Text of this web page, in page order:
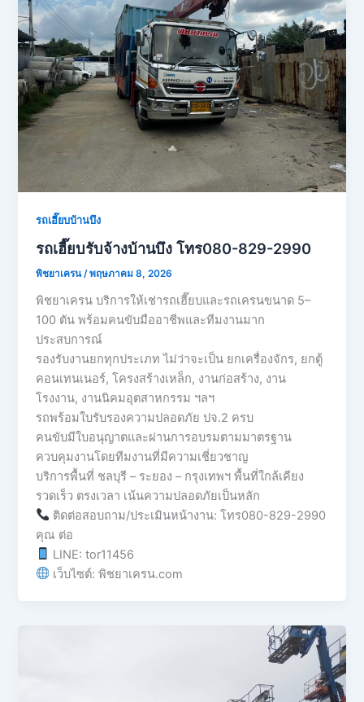
รถเฮี๊ยบบ้านบึง
รถเฮี๊ยบรับจ้างบ้านบึง โทร080-829-2990
พิชยาเครน /พฤษภาคม 8, 2026
พิชยาเครน บริการให้เช่ารถเฮี๊ยบและรถเครนขนาด 5–
100 ตัน พร้อมคนขับมืออาชีพและทีมงานมาก
ประสบการณ์
รองรับงานยกทุกประเภท ไม่ว่าจะเป็น ยกเครื่องจักร, ยกตู้
คอนเทนเนอร์, โครงสร้างเหล็ก, งานก่อสร้าง, งาน
โรงงาน, งานนิคมอุตสาหกรรม ฯลฯ
รถพร้อมใบรับรองความปลอดภัย ปจ.2 ครบ
คนขับมีใบอนุญาตและผ่านการอบรมตามมาตรฐาน
ควบคุมงานโดยทีมงานที่มีความเชี่ยวชาญ
บริการพื้นที่ ชลบุรี – ระยอง – กรุงเทพฯ พื้นที่ใกล้เคียง
รวดเร็ว ตรงเวลา เน้นความปลอดภัยเป็นหลัก
ติดต่อสอบถาม/ประเมินหน้างาน: โทร080-829-2990
คุณ ต่อ
LINE: tor11456
เว็บไซต์: พิชยาเครน.com